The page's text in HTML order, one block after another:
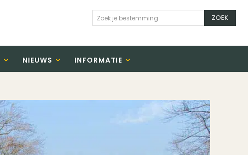
Zoek je bestemming ZOEK
NIEUWS INFORMATIE